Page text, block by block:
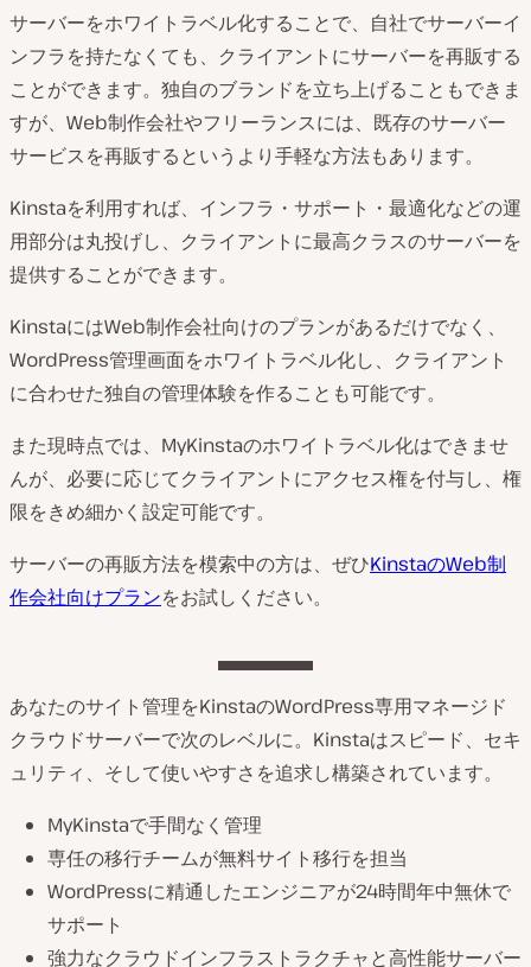
サーバーをホワイトラベル化することで、自社でサーバーイ
ンフラを持たなくても、クライアントにサーバーを再販する
ことができます。独自のブランドを立ち上げることもできま
すが、Web制作会社やフリーランスには、既存のサーバー
サービスを再販するというより手軽な方法もあります。
Kinstaを利用すれば、インフラ・サポート・最適化などの運
用部分は丸投げし、クライアントに最高クラスのサーバーを
提供することができます。
KinstaにはWeb制作会社向けのプランがあるだけでなく、
WordPress管理画面をホワイトラベル化し、クライアント
に合わせた独自の管理体験を作ることも可能です。
また現時点では、MyKinstaのホワイトラベル化はできませ
んが、必要に応じてクライアントにアクセス権を付与し、権
限をきめ細かく設定可能です。
サーバーの再販方法を模索中の方は、ぜひKinstaのWeb制
作会社向けプランをお試しください。
あなたのサイト管理をKinstaのWordPress専用マネージド
クラウドサーバーで次のレベルに。Kinstaはスピード、セキ
ュリティ、そして使いやすさを追求し構築されています。
MyKinstaで手間なく管理
専任の移行チームが無料サイト移行を担当
WordPressに精通したエンジニアが24時間年中無休で
サポート
強力なクラウドインフラストラクチャと高性能サーバー